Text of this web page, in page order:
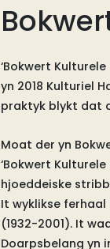
‘Bokwert
yn 2018 Kulturiel
praktyk blykt dat
Moat der yn
‘Bokwert
hjoeddeiske
It wyklikse
(1932-2001). It
Doarpsbelang yn